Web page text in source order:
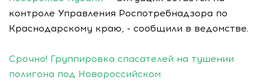
контроле Управления Роспотребнадзора по
Краснодарскому краю, - сообщили в ведомстве.
Срочно! Группировка спасателей на тушении
полигона под Новороссийском